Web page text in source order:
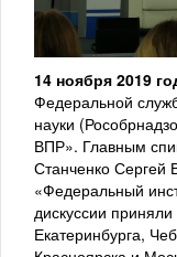
14 ноября 2019
Федеральной
науки
ВПР». Главным
Станченко Сергей
«Федеральный
дискуссии
Екатеринбурга,